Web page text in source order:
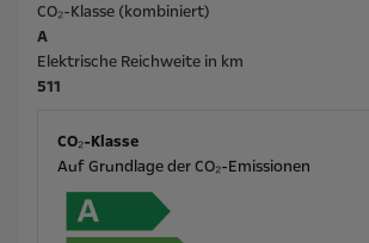
CO₂-Klasse (kombiniert)
A
Elektrische Reichweite in km
511
CO₂-Klasse
Auf Grundlage der CO₂-Emissionen